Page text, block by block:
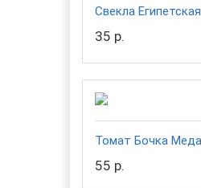
Свекла
35 р.
Томат Бочка
55 р.